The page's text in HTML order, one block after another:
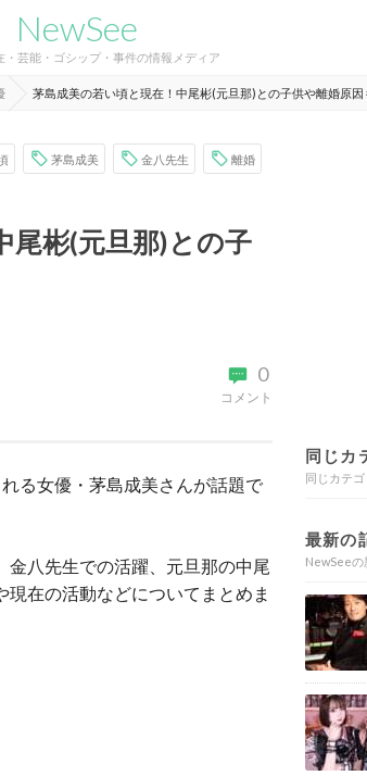
NewSee
・芸能・ゴシップ・事件の情報メディア
茅島成美の若い頃と現在！中尾彬(元旦那)との子供や離婚原因
茅島成美 金八先生 離婚
尾彬(元旦那)との子
0
コメント
る女優・茅島成美さんが話題で
金八先生での活躍、元旦那の中尾
在の活動などについてまとめま
同じカ
同じカテ
最新の
NewSeeの